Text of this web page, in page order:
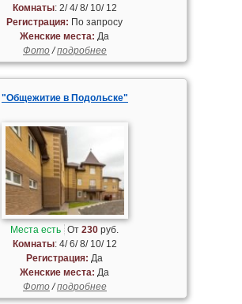
Комнаты: 2/ 4/ 8/ 10/ 12
Регистрация: По запросу
Женские места: Да
Фото/подробнее
"Общежитие в Подольске"
Места есть От230 руб.
Комнаты: 4/ 6/ 8/ 10/ 12
Регистрация: Да
Женские места: Да
Фото/подробнее